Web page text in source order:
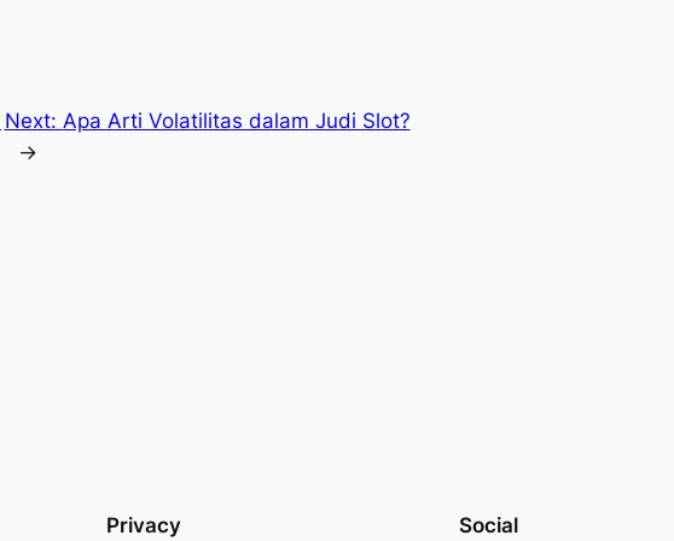
Next: Apa Arti Volatilitas dalam Judi Slot?
→
Privacy Social